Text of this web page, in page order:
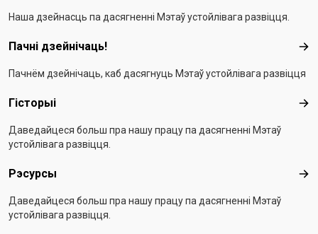
Наша дзейнасць па дасягненні Мэтаў устойлівага развіцця.
Пачні дзейнічаць!
Пачнём дзейнічаць, каб дасягнуць Мэтаў устойлівага развіцця
Гісторыі
Даведайцеся больш пра нашу працу па дасягненні Мэтаў
устойлівага развіцця.
Рэсурсы
Даведайцеся больш пра нашу працу па дасягненні Мэтаў
устойлівага развіцця.